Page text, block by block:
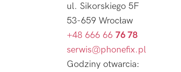
ul. Sikorskiego 5F
53-659 Wrocław
+48 666 66 76 78
serwis@phonefix.pl
Godziny otwarcia: